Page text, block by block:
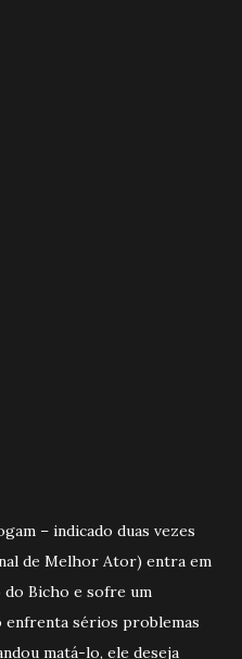
– indicado duas vezes
de Melhor Ator) entra em
Bicho e sofre um
enfrenta sérios problemas
matá-lo, ele deseja